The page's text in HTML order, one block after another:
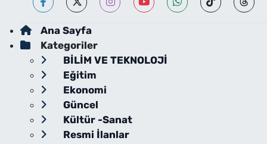
Ana Sayfa
Kategoriler
BİLİM VE TEKNOLOJİ
Eğitim
Ekonomi
Güncel
Kültür -Sanat
Resmi İlanlar